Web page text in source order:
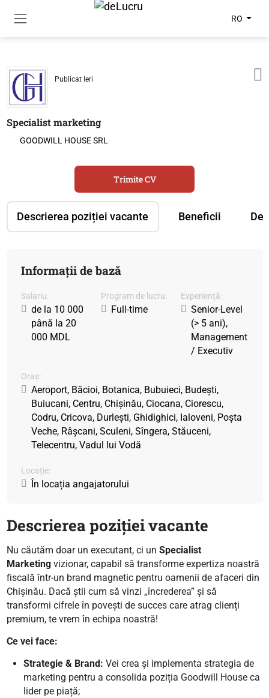
RO
Publicat Ieri
Specialist marketing
GOODWILL HOUSE SRL
Descrierea poziției vacante Beneficii
Trimite CV
Informații de bază
Salariu:
de la 10 000
până la 20
000 MDL
Program de lucru:
Full-time
Experiență:
Senior-Level
(> 5 ani),
Management
/ Executiv
Oraș:
Aeroport, Băcioi, Botanica, Bubuieci, Budești,
Buiucani, Centru, Chișinău, Ciocana, Ciorescu,
Codru, Cricova, Durlești, Ghidighici, Ialoveni, Poșta
Veche, Râșcani, Sculeni, Sîngera, Stăuceni,
Telecentru, Vadul lui Vodă
Locație:
În locația angajatorului
Descrierea poziției vacante
Nu căutăm doar un executant, ci un Specialist
Marketing vizionar, capabil să transforme expertiza noastră
fiscală într-un brand magnetic pentru oamenii de afaceri din
Chișinău. Dacă știi cum să vinzi „încrederea” și să
transformi cifrele în povești de succes care atrag clienți
premium, te vrem în echipa noastră!
Ce vei face:
Strategie & Brand: Vei crea și implementa strategia de
marketing pentru a consolida poziția Goodwill House ca
lider pe piață;